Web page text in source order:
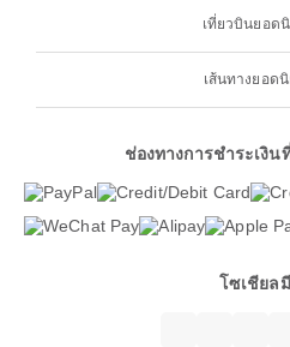
เที่ยวบินยอด
เส้นทางยอด
ช่องทางการชำระเงิน
โซเชียล